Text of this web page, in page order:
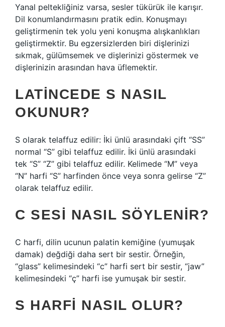
Yanal peltekliğiniz varsa, sesler tükürük ile karışır.
Dil konumlandırmasını pratik edin. Konuşmayı
geliştirmenin tek yolu yeni konuşma alışkanlıkları
geliştirmektir. Bu egzersizlerden biri dişlerinizi
sıkmak, gülümsemek ve dişlerinizi göstermek ve
dişlerinizin arasından hava üflemektir.
LATINCEDE S NASIL
OKUNUR?
S olarak telaffuz edilir: İki ünlü arasındaki çift “SS”
normal “S” gibi telaffuz edilir. İki ünlü arasındaki
tek “S” “Z” gibi telaffuz edilir. Kelimede “M” veya
“N” harfi “S” harfinden önce veya sonra gelirse “Z”
olarak telaffuz edilir.
C SESI NASIL SÖYLENIR?
C harfi, dilin ucunun palatin kemiğine (yumuşak
damak) değdiği daha sert bir sestir. Örneğin,
“glass” kelimesindeki “c” harfi sert bir sestir, “jaw”
kelimesindeki “ç” harfi ise yumuşak bir sestir.
S HARFI NASIL OLUR?